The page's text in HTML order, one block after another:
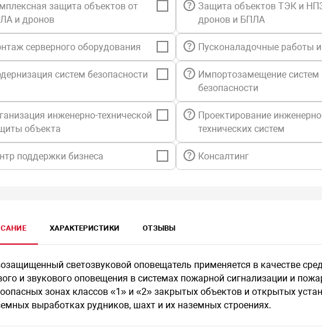
защита объектов от
и дронов
Защита объектов ТЭК и
дронов и БПЛА
серверного оборудования Пусконаладочные работы
систем безопасности
Импортозамещение систем
безопасности
инженерно-технической
объекта
Проектирование
технических систем
поддержки бизнеса Консалтинг
ХАРАКТЕРИСТИКИ ОТЗЫВЫ
светозвуковой оповещатель применяется в качестве
и звукового оповещения в системах пожарной сигнализации и
зонах классов «1» и «2» закрытых объектов и открытых
выработках рудников, шахт и их наземных строениях.